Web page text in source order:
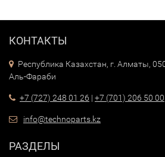
КОНТАКТЫ
Республика Казахстан, г. Алматы,
Аль-Фараби
+7 (727) 248 01 26 | +7 (701) 206 50 00
info@technoparts.kz
РАЗДЕЛЫ